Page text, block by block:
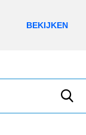
BEKIJKEN